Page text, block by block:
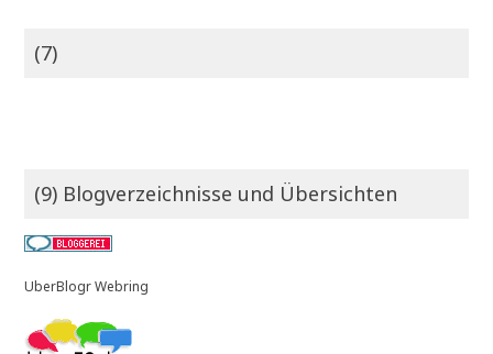
(7)
(9) Blogverzeichnisse und Übersichten
UberBlogr Webring